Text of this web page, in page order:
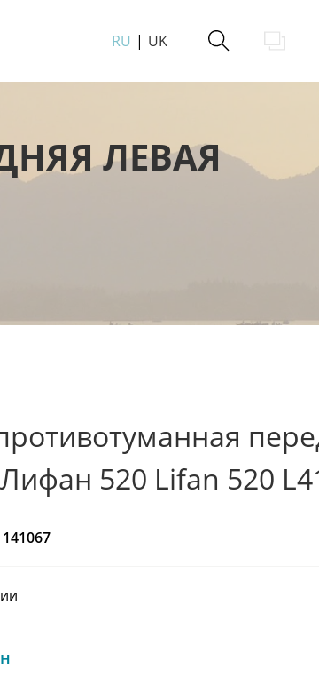
RU UK
ЛЕВАЯ
520 Lifan 520
141067